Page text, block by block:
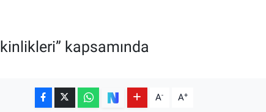
kapsamında
A- A+